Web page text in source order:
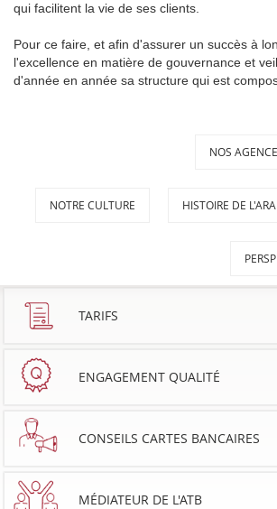
qui facilitent la vie de ses clients.
Pour ce faire, et afin d'assurer un succès à
l'excellence en matière de gouvernance et
d'année en année sa structure qui est
NOS
HISTOIRE DE
NOTRE CULTURE
TARIFS
ENGAGEMENT QUALITÉ
CONSEILS CARTES BANCAIRES
MÉDIATEUR DE L'ATB